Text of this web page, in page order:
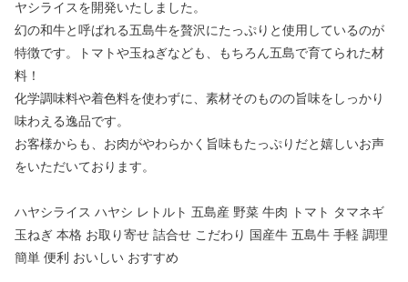
ヤシライスを開発いたしました。
幻の和牛と呼ばれる五島牛を贅沢にたっぷりと使用しているのが
特徴です。トマトや玉ねぎなども、もちろん五島で育てられた材
料！
化学調味料や着色料を使わずに、素材そのものの旨味をしっかり
味わえる逸品です。
お客様からも、お肉がやわらかく旨味もたっぷりだと嬉しいお声
をいただいております。
ハヤシライス ハヤシ レトルト 五島産 野菜 牛肉 トマト タマネギ
玉ねぎ 本格 お取り寄せ 詰合せ こだわり 国産牛 五島牛 手軽 調理
簡単 便利 おいしい おすすめ